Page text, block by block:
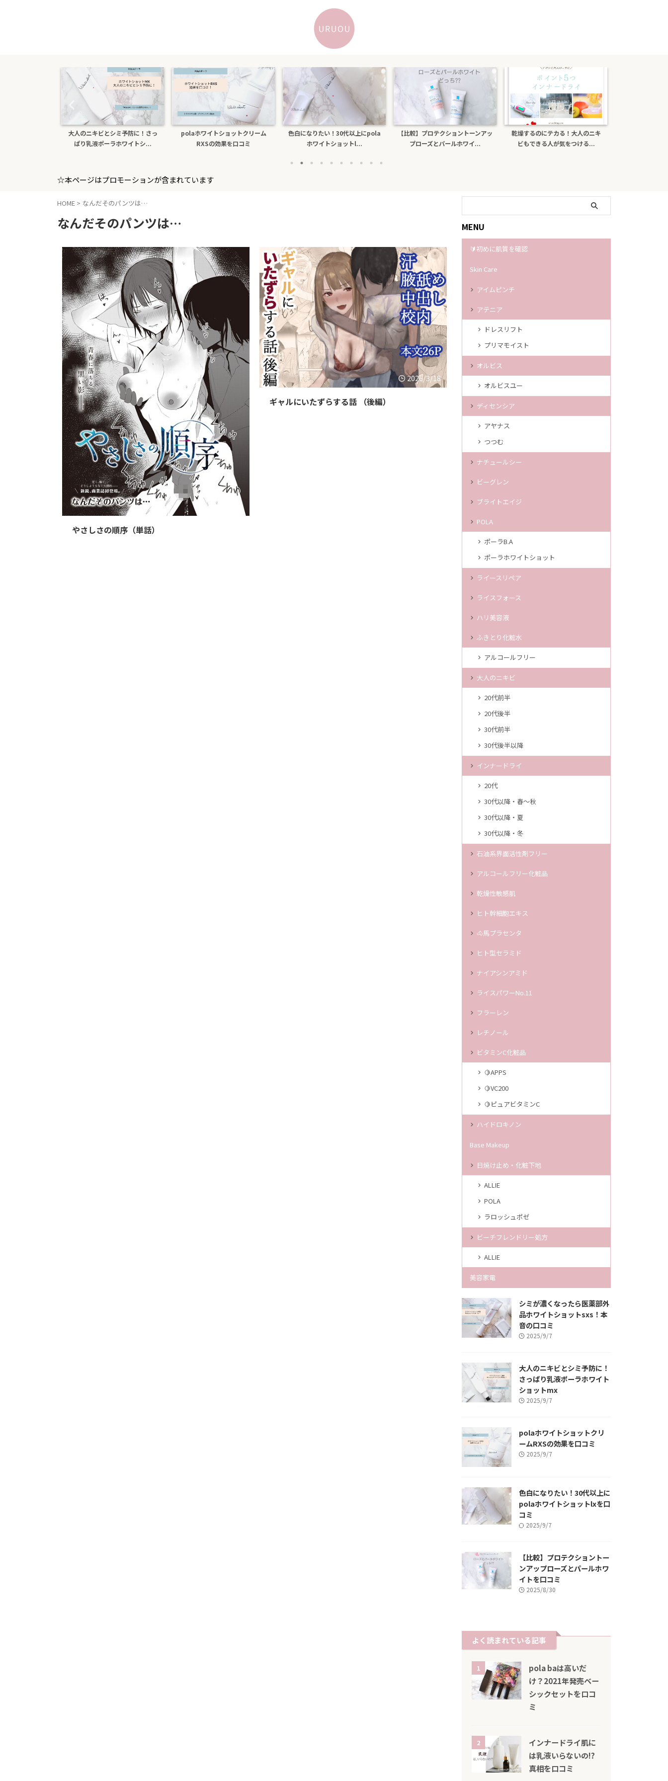
大人のニキビとシミ予防に！さっ
ぱり乳液ポーラホワイトシ...
polaホワイトショットクリーム
RXSの効果を口コミ
色白になりたい！30代以上にpola
ホワイトショットl...
【比較】プロテクショントーンアッ
プローズとパールホワイ...
乾燥するのにテカる！大人のニキ
ビもできる人が気をつける...
☆本ページはプロモーションが含まれています
HOME > なんだそのパンツは…
なんだそのパンツは…
2026/4/20
やさしさの順序（単話）
2026/3/18
ギャルにいたずらする話 （後編）
MENU
🔰初めに肌質を確認
Skin Care
アイムピンチ
アテニア
ドレスリフト
プリマモイスト
オルビス
オルビスユー
ディセンシア
アヤナス
つつむ
ナチュールシー
ビーグレン
ブライトエイジ
POLA
ポーラB.A
ポーラホワイトショット
ライースリペア
ライスフォース
ハリ美容液
ふきとり化粧水
アルコールフリー
大人のニキビ
20代前半
20代後半
30代前半
30代後半以降
インナードライ
20代
30代以降・春～秋
30代以降・夏
30代以降・冬
石油系界面活性剤フリー
アルコールフリー化粧品
乾燥性敏感肌
ヒト幹細胞エキス
🐴馬プラセンタ
ヒト型セラミド
ナイアシンアミド
ライスパワーNo.11
フラーレン
レチノール
ビタミンC化粧品
🍋APPS
🍋VC200
🍋ピュアビタミンC
ハイドロキノン
Base Makeup
日焼け止め・化粧下地
ALLIE
POLA
ラロッシュポゼ
ビーチフレンドリー処方
ALLIE
美容家電
シミが濃くなったら医薬部外
品ホワイトショットsxs！本
音の口コミ
2025/9/7
大人のニキビとシミ予防に！
さっぱり乳液ポーラホワイト
ショットmx
2025/9/7
polaホワイトショットクリ
ームRXSの効果を口コミ
2025/9/7
色白になりたい！30代以上に
polaホワイトショットlxを口
コミ
2025/9/7
【比較】プロテクショントー
ンアップローズとパールホワ
イトを口コミ
2025/8/30
よく読まれている記事
1
pola baは高いだ
け？2021年発売ベー
シックセットを口コ
ミ
2
インナードライ肌に
は乳液いらないの!?
真相を口コミ